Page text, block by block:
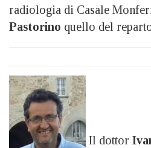
radiologia di Casale
Pastorino quello del
Il dottor